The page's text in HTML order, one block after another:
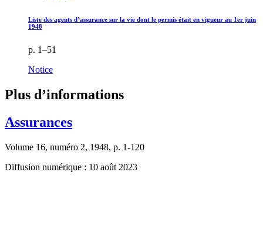
Liste des agents d’assurance sur la vie dont le permis était en vigueur au 1er juin
1948
p. 1–51
Notice
Plus d’informations
Assurances
Volume 16, numéro 2, 1948, p. 1-120
Diffusion numérique : 10 août 2023